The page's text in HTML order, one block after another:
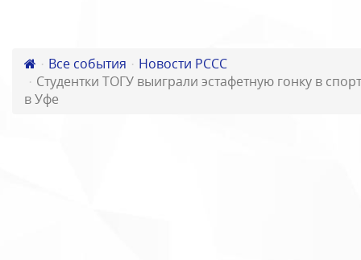
Все события
Новости РССС
Студентки ТОГУ выиграли эстафетную гонку в
в Уфе